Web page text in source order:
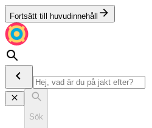
Fortsätt till huvudinnehåll
Sök